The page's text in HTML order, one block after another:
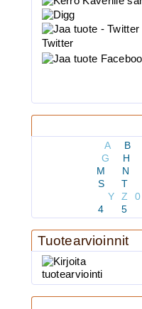
BKK
BKK
Twitter
A B
G
H
M
N
S
T
Y
Z 0
4
5
Tuotearvioinnit